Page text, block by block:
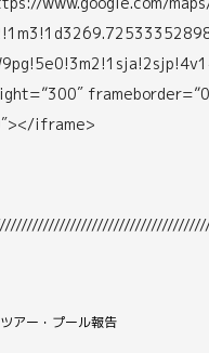
iframe>
ツアー・プール報告